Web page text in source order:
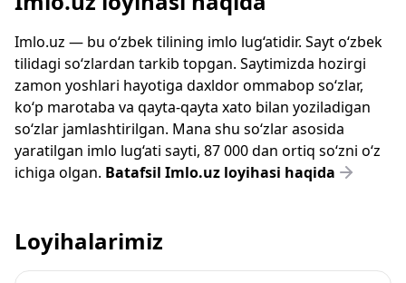
Imlo.uz — bu o‘zbek tilining imlo lug‘atidir. Sayt o‘zbek
tilidagi so‘zlardan tarkib topgan. Saytimizda hozirgi
zamon yoshlari hayotiga daxldor ommabop so‘zlar,
ko‘p marotaba va qayta-qayta xato bilan yoziladigan
so‘zlar jamlashtirilgan. Mana shu so‘zlar asosida
yaratilgan imlo lug‘ati sayti, 87 000 dan ortiq so‘zni o‘z
ichiga olgan. Batafsil Imlo.uz loyihasi haqida
Loyihalarimiz